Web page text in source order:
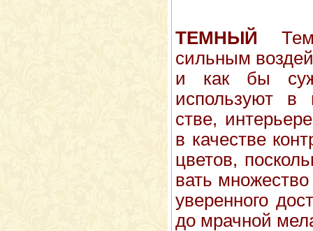
ТЕМНЫЙ
сильным
и как бы
использу­ют в
стве,
в качестве
цветов,
вать множество
уверенного
до мрач­ной